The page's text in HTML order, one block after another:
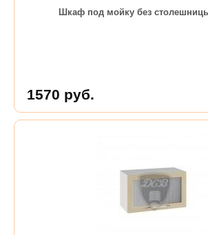
Шкаф под мойку без
1570 руб.